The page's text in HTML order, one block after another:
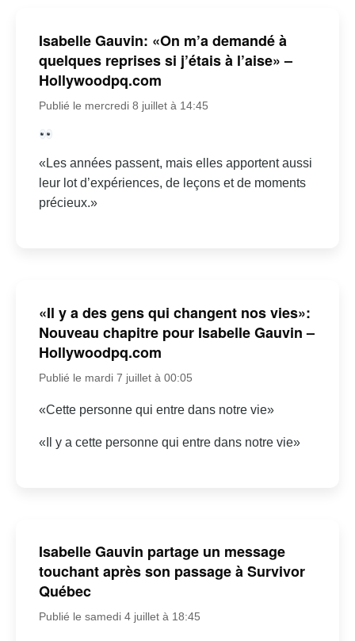
Isabelle Gauvin: «On m’a demandé à
quelques reprises si j’étais à l’aise» –
Hollywoodpq.com
Publié le mercredi 8 juillet à 14:45
«Les années passent, mais elles apportent aussi
leur lot d’expériences, de leçons et de moments
précieux.»
«Il y a des gens qui changent nos vies»:
Nouveau chapitre pour Isabelle Gauvin –
Hollywoodpq.com
Publié le mardi 7 juillet à 00:05
«Cette personne qui entre dans notre vie»
«Il y a cette personne qui entre dans notre vie»
Isabelle Gauvin partage un message
touchant après son passage à Survivor
Québec
Publié le samedi 4 juillet à 18:45